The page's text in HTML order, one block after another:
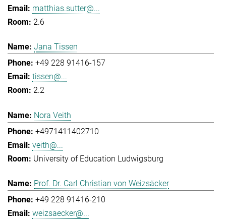
matthias.sutter@...
2.6
Jana Tissen
+49 228 91416-157
tissen@...
2.2
Nora Veith
+4971411402710
veith@...
University of Education Ludwigsburg
Prof. Dr. Carl Christian von Weizsäcker
+49 228 91416-210
weizsaecker@...